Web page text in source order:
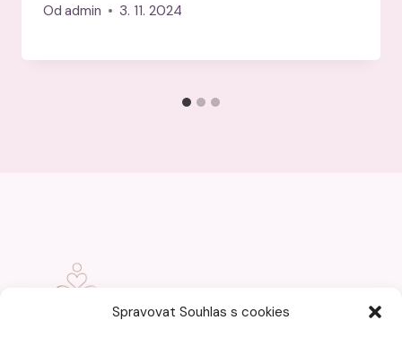
Spravovat Souhlas s cookies
Od admin 3. 11. 2024